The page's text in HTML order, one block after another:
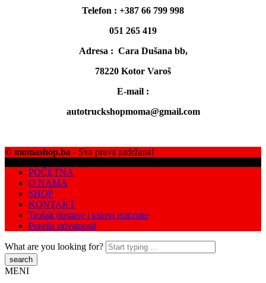
Telefon : +387 66 799 998
051 265 419
Adresa : Cara Dušana bb,
78220 Kotor Varoš
E-mail :
autotruckshopmoma@gmail.com
© momashop.ba - Sva prava zadržana!
POČETNA
O NAMA
SHOP
KONTAKT
Trošak dostave i uslovi isporuke
Pravila privatnosti
What are you looking for?
MENI